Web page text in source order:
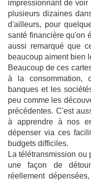
impressionnant de
plusieurs dizaines
d'ailleurs, pour
santé financière qu'on
aussi remarqué que
beaucoup aiment bien
Beaucoup de ces
à la consommation,
banques et les
peu comme les
précédentes. C'est
à apprendre à nos
dépenser via ces
budgets difficiles.
La télétransmission ou
une façon de
réellement